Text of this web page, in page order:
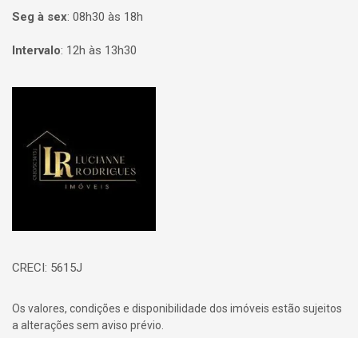
Seg à sex: 08h30 às 18h
Intervalo: 12h às 13h30
CRECI: 5615J
Os valores, condições e disponibilidade dos imóveis estão sujeitos
a alterações sem aviso prévio.